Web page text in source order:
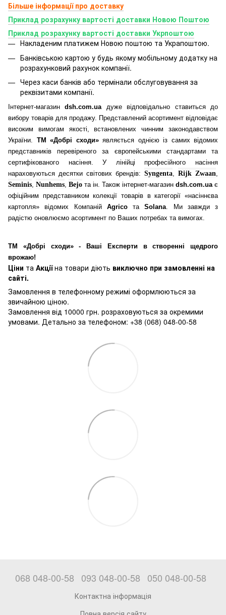
Більше інформації про доставку
Приклад розрахунку вартості доставки Новою Поштою
Приклад розрахунку вартості доставки Укрпоштою
Накладеним платижем Новою поштою та Украпоштою.
Банківською картою у будь якому мобільному додатку на
розрахунковий рахунок компанії.
Через каси банків або термінали обслуговування за
реквізитами компанії.
Інтернет-магазинdsh.com.uaдуже відповідально ставиться до
вибору товарів для продажу. Представлений асортимент відповідає
високим вимогам якості, встановлених чинним законодавством
України. ТМ «Добрі сходи»являється однією із самих відомих
представників перевіреного за європейськими стандартами та
сертифікованого насіння. У лінійці професійного насіння
нараховуються десятки світових брендів: Syngenta, Rijk Zwaan,
Seminis, Nunhems, Bejo та ін. Також інтернет-магазин dsh.com.uaє
офіційним представником колекції товарів в категорії «насіннєва
картопля» відомих Компаній AgricoтаSolana. Ми завжди з
радістю оновлюємо асортимент по Ваших потребах та вимогах.
ТМ «Добрі сходи» - Ваші Експерти в створенні щедрого
врожаю!
Ціни та Акціїна товари діють виключно при замовленні на
сайті.
Замовлення в телефонному режимі оформлюються за
звичайною ціною.
Замовлення від 10000 грн. розраховуються за окремими
умовами. Детально за телефоном: +38 (068) 048-00-58
068 048-00-58 093 048-00-58 050 048-00-58
Контактна інформація